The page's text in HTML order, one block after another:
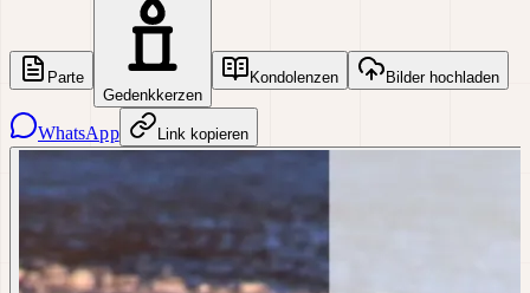
Parte
Gedenkkerzen
Kondolenzen Bilder hochladen
WhatsApp Link kopieren